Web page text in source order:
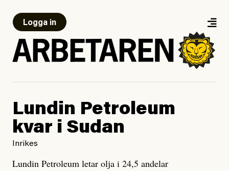
Logga in
Lundin Petroleum
kvar i Sudan
Inrikes
Lundin Petroleum letar olja i 24,5 andelar